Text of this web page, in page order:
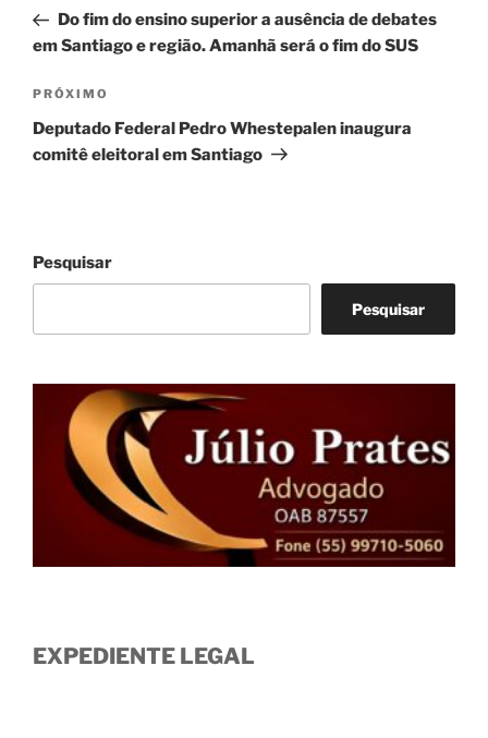
Post
anterior
Do fim do ensino superior a ausência de debates
em Santiago e região. Amanhã será o fim do SUS
Próximo
post
PRÓXIMO
Deputado Federal Pedro Whestepalen inaugura
comitê eleitoral em Santiago
Pesquisar
Pesquisar
EXPEDIENTE LEGAL